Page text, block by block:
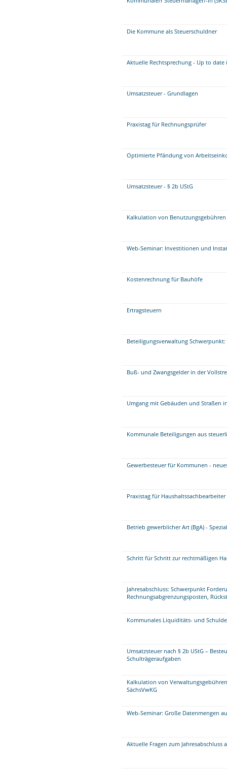
Die Kommune als Steuerschuldner
Aktuelle Rechtsprechung - Up to
Umsatzsteuer - Grundlagen
Praxistag für Rechnungsprüfer
Optimierte Pfändung von
Umsatzsteuer - § 2b UStG
Kalkulation von
Web-Seminar: Investitionen und
Kostenrechnung für Bauhöfe
Ertragsteuern
Beteiligungsverwaltung
Buß- und Zwangsgelder in der
Umgang mit Gebäuden und Straßen
Kommunale Beteiligungen aus
Gewerbesteuer für Kommunen -
Praxistag für
Betrieb gewerblicher Art (BgA) -
Schritt für Schritt zur rechtmäßigen
Jahresabschluss: Schwerpunkt
Rechnungsabgrenzungsposten,
Kommunales Liquiditäts- und
Umsatzsteuer nach § 2b UStG –
Schulträgeraufgaben
Kalkulation von
SächsVwKG
Web-Seminar: Große Datenmengen
Aktuelle Fragen zum Jahresabschluss